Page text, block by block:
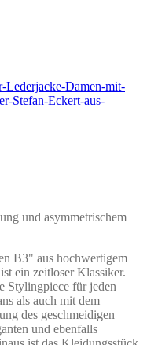
und asymmetrischem
B3" aus hochwertigem
ein zeitloser Klassiker.
Stylingpiece für jeden
als auch mit dem
des geschmeidigen
und ebenfalls